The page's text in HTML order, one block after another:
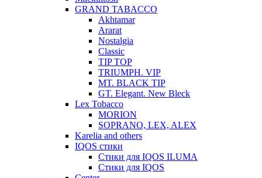
GRAND TABACCO
Akhtamar
Ararat
Nostalgia
Classic
TIP TOP
TRIUMPH. VIP
MT. BLACK TIP
GT. Elegant. New Bleck
Lex Tobacco
MORION
SOPRANO, LEX, ALEX
Karelia and others
IQOS стики
Стики для IQOS ILUMA
Стики для IQOS